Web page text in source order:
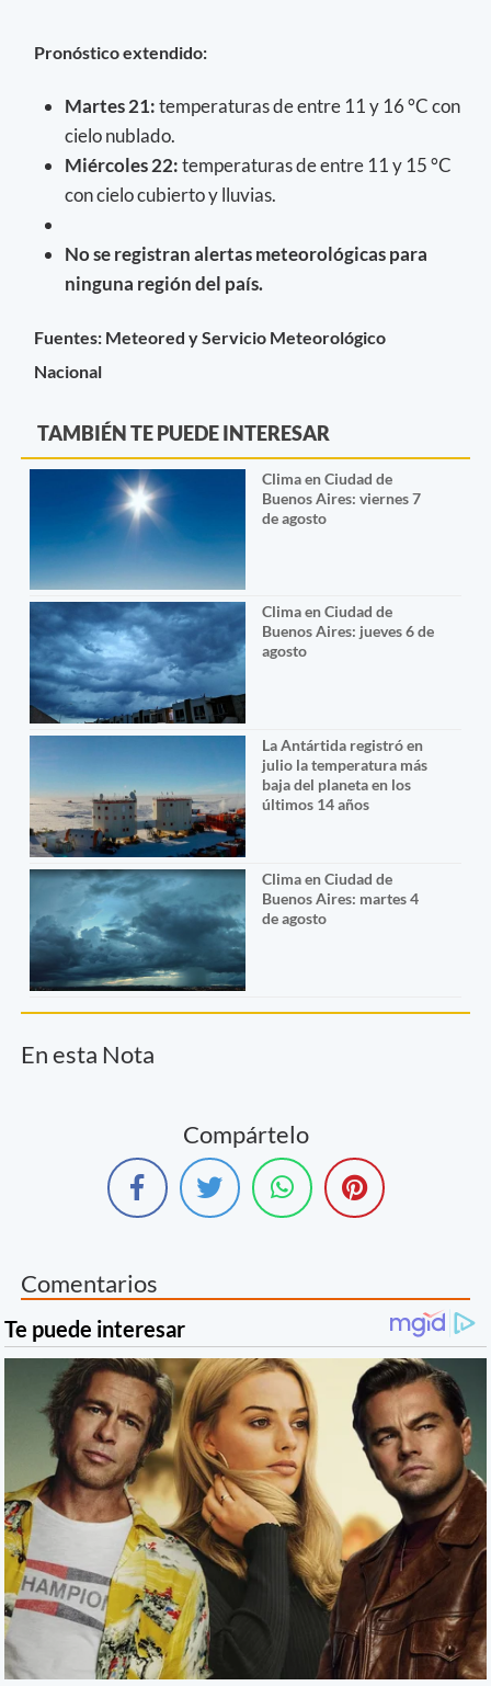
Pronóstico extendido:
Martes 21:temperaturas de entre 11 y 16 °C con
cielo nublado.
Miércoles 22:temperaturas de entre 11 y 15 °C
con cielo cubierto y lluvias.
No se registran alertas meteorológicas para
ninguna región del país.
Fuentes: Meteored y Servicio Meteorológico
Nacional
TAMBIÉN TE PUEDE INTERESAR
Clima en Ciudad de
Buenos Aires: viernes 7
de agosto
Clima en Ciudad de
Buenos Aires: jueves 6 de
agosto
La Antártida registró en
julio la temperatura más
baja del planeta en los
últimos 14 años
Clima en Ciudad de
Buenos Aires: martes 4
de agosto
En esta Nota
Compártelo
Comentarios